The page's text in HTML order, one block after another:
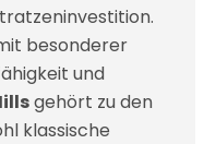
besonderer
und
gehört zu den
klassische